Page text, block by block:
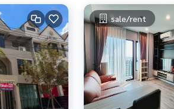
sale/rent